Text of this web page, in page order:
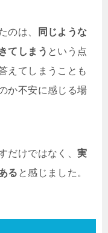
のは、
同じような
てしまう という点
えてしまうことも
か不安に感じる場
だけではなく、実
る と感じました。